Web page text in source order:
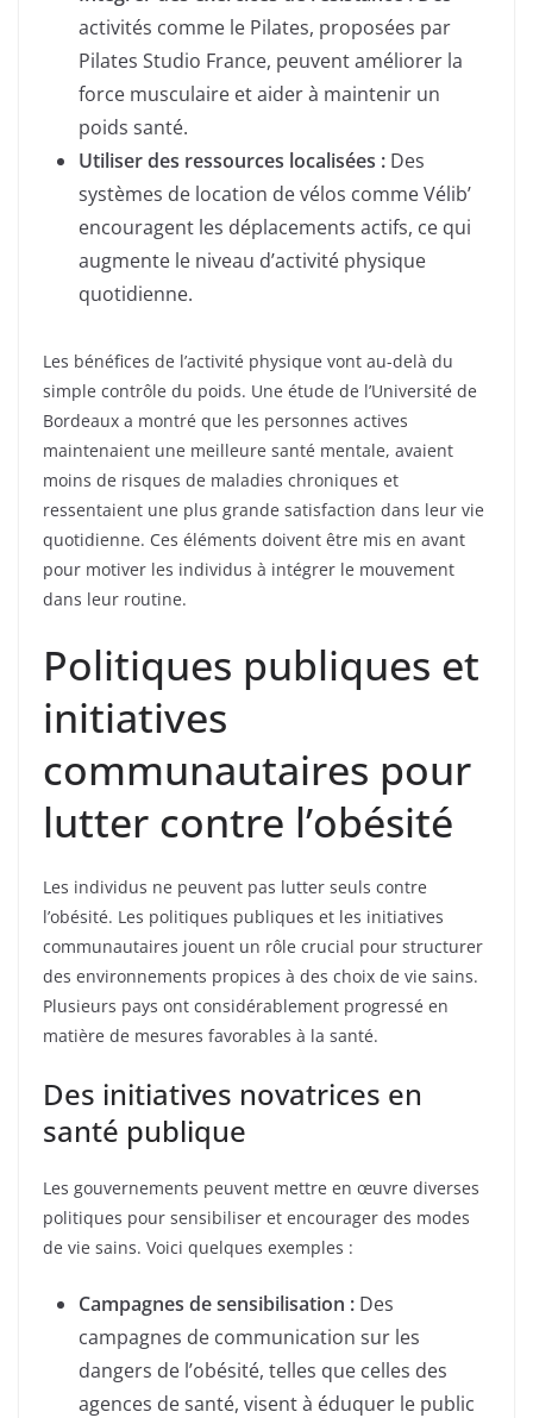
activités comme le Pilates, proposées par
Pilates Studio France, peuvent améliorer la
force musculaire et aider à maintenir un
poids santé.
Utiliser des ressources localisées : Des
systèmes de location de vélos comme Vélib’
encouragent les déplacements actifs, ce qui
augmente le niveau d’activité physique
quotidienne.
Les bénéfices de l’activité physique vont au-delà du
simple contrôle du poids. Une étude de l’Université de
Bordeaux a montré que les personnes actives
maintenaient une meilleure santé mentale, avaient
moins de risques de maladies chroniques et
ressentaient une plus grande satisfaction dans leur vie
quotidienne. Ces éléments doivent être mis en avant
pour motiver les individus à intégrer le mouvement
dans leur routine.
Politiques publiques et
initiatives
communautaires pour
lutter contre l’obésité
Les individus ne peuvent pas lutter seuls contre
l’obésité. Les politiques publiques et les initiatives
communautaires jouent un rôle crucial pour structurer
des environnements propices à des choix de vie sains.
Plusieurs pays ont considérablement progressé en
matière de mesures favorables à la santé.
Des initiatives novatrices en
santé publique
Les gouvernements peuvent mettre en œuvre diverses
politiques pour sensibiliser et encourager des modes
de vie sains. Voici quelques exemples :
Campagnes de sensibilisation : Des
campagnes de communication sur les
dangers de l’obésité, telles que celles des
agences de santé, visent à éduquer le public